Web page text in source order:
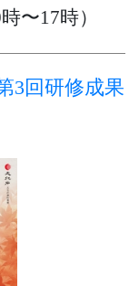
〜17時）
3回研修成果